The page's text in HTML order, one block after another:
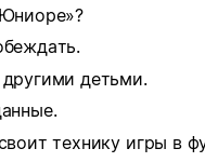
детьми.
технику игры в